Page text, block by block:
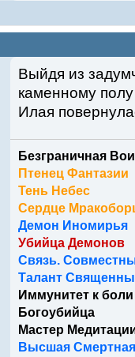
Выйдя из
каменному
Илая
Безграничная
Птенец Фантазии
Тень Небес
Сердце
Демон Иномирья
Убийца Демонов
Связь.
Талант
Иммунитет к боли
Богоубийца
Мастер
Высшая Смертная